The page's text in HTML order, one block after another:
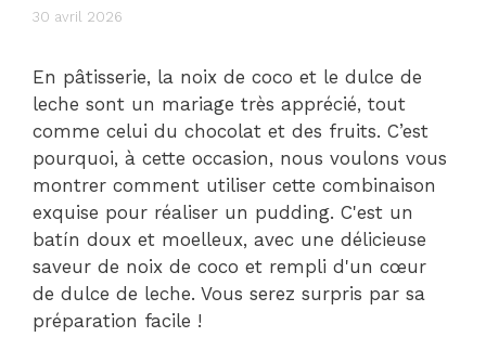
30 avril 2026
En pâtisserie, la noix de coco et le dulce de
leche sont un mariage très apprécié, tout
comme celui du chocolat et des fruits. C’est
pourquoi, à cette occasion, nous voulons vous
montrer comment utiliser cette combinaison
exquise pour réaliser un pudding. C'est un
batín doux et moelleux, avec une délicieuse
saveur de noix de coco et rempli d'un cœur
de dulce de leche. Vous serez surpris par sa
préparation facile !